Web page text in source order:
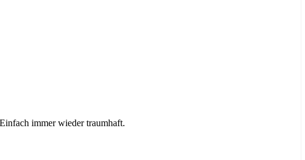
immer wieder traumhaft.